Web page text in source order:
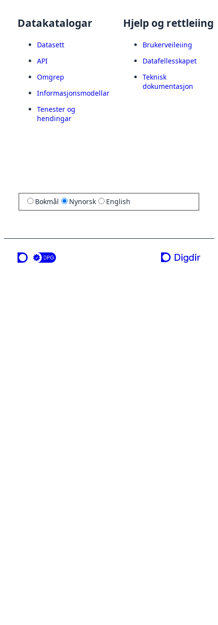
Datakatalogar
Datasett
API
Omgrep
Informasjonsmodellar
Tenester og
hendingar
Hjelp og rettleiing
Brukerveileiing
Datafellesskapet
Teknisk
dokumentasjon
Bokmål Nynorsk English